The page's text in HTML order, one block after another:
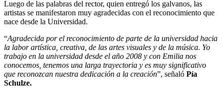
Luego de las palabras del rector, quien entregó los galvanos, las
artistas se manifestaron muy agradecidas con el reconocimiento que
nace desde la Universidad.
“Agradecida por el reconocimiento de parte de la universidad hacia
la labor artística, creativa, de las artes visuales y de la música. Yo
trabajo en la universidad desde el año 2008 y con Emilia nos
conocemos, tenemos una larga trayectoria y es muy significativo
que reconozcan nuestra dedicación a la creación”, señaló Pía
Schulze.